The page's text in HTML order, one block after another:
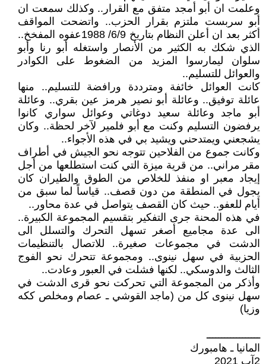
وعلمت ان أبو أمجد متفق مع القرار.. وكذلك سمعت ان
أبو سربست ملتزم بقرار الحزب.. واتضحت المواقف
أكثر بعد ان أعلن النظام بتاريخ 6/9/ 1988عفوه المفخخ..
الذي شكك به الكثير من الأنصار واستغله أبو رنا وأبو
سلوان ليمارسوا المزيد من الضغوط على الكوادر
والعوائل للتسليم..
كانت العوائل خائفة ومترددة ورافضة للتسليم.. منها
عائلة توفيق.. وعائلة أبو نصير هرمز عين بقري.. وعائلة
أبو ماجد وعائلة سعيد دوغاتي وعوائل سواري كانوا
يرفضون التسليم وكنت مع أبو فلمير لآخر لحظة.. وكان
يشجعني ويمتدحني ويشيد بي في هذه الأجواء..
وكانت جموع من الفلاحين تتوجه نحو الجيش في أطراف
مقر مراني.. من قرية ميزة التي كنت استطلعها من أجل
إيجاد معبر او منفذ للخلاص من الطوق والطيران كان
يجول في المنطقة من دون قصف.. قياساً لما سبق من
أيام للعفو.. حيث كان القصف يتواصل في عدة محاور..
في هذه المحنة جرى التفكير بتقسيم المجموعة الكبيرة..
الى عدة مجاميع أصغر تسهل التحرك والتسلل الى
الدشت في مجموعات صغيرة.. للاتصال بالتنظيمات
الحزبية في سهل نينوى.. ومجموعة تتحرك نحو الفوج
الثالث والدوسكي.. لكنها فشلت في العبور وعادت..
وأذكر من المجموعة التي تحركت نحو قرى الدشت في
سهل نينوى كل من (ماجد القوشي ـ عصام ومخلص ككه
وزيا)
ــــــــــــــــــ
المانيا ـ هامبورك
2آب 2021